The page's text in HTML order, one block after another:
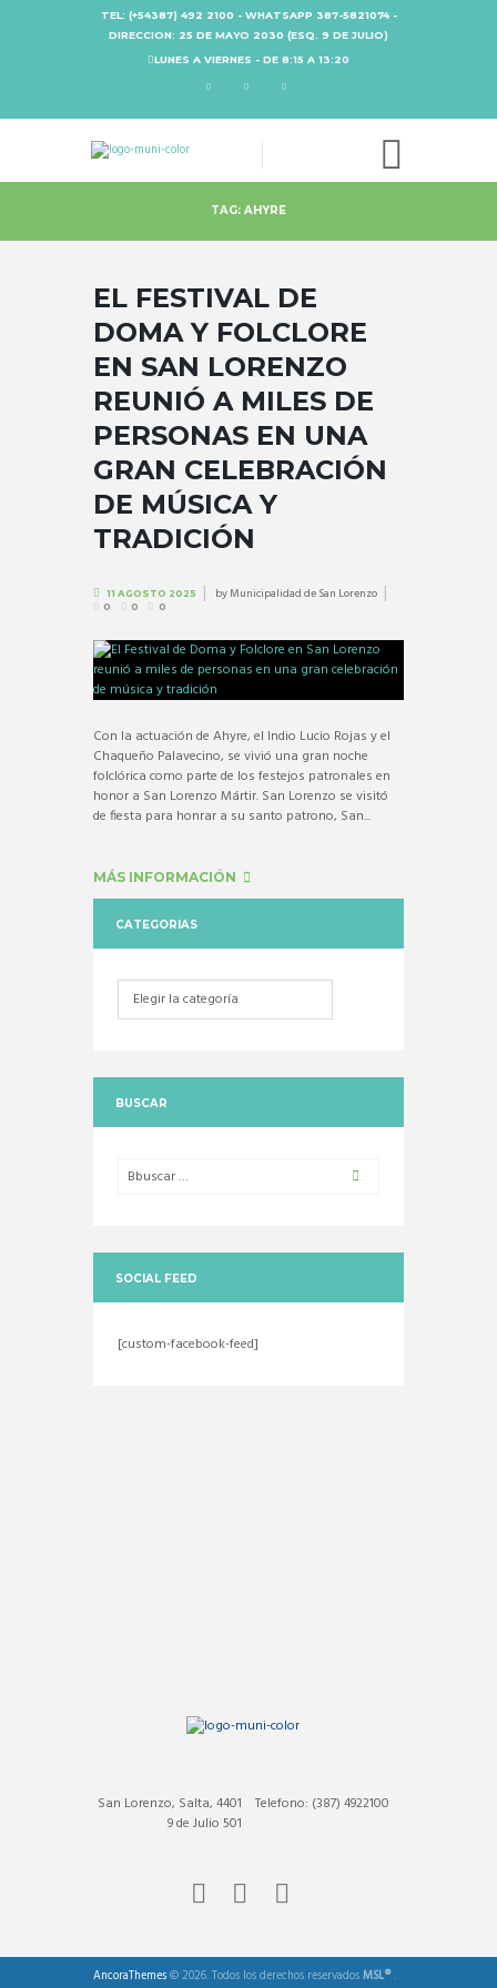
TEL: (+54387) 492 2100 - WHATSAPP 387-5821074 -
DIRECCION: 25 DE MAYO 2030 (ESQ. 9 DE JULIO)
LUNES A VIERNES - DE 8:15 A 13:20
TAG: AHYRE
EL FESTIVAL DE
DOMA Y FOLCLORE
EN SAN LORENZO
REUNIÓ A MILES DE
PERSONAS EN UNA
GRAN CELEBRACIÓN
DE MÚSICA Y
TRADICIÓN
11 AGOSTO 2025 byMunicipalidad de San Lorenzo
0 0 0
Con la actuación de Ahyre, el Indio Lucio Rojas y el
Chaqueño Palavecino, se vivió una gran noche
folclórica como parte de los festejos patronales en
honor a San Lorenzo Mártir. San Lorenzo se visitó
de fiesta para honrar a su santo patrono, San...
MÁS INFORMACIÓN
CATEGORIAS
Categorias
BUSCAR
SOCIAL FEED
[custom-facebook-feed]
Telefono: (387) 4922100
San Lorenzo, Salta, 4401
9 de Julio 501
AncoraThemes© 2026. Todos los derechos reservadosMSL®.